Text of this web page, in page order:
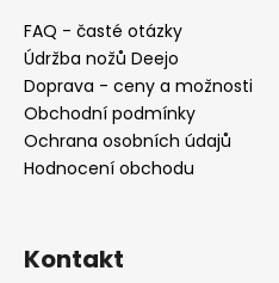
FAQ - časté otázky
Údržba nožů Deejo
Doprava - ceny a možnosti
Obchodní podmínky
Ochrana osobních údajů
Hodnocení obchodu
Kontakt